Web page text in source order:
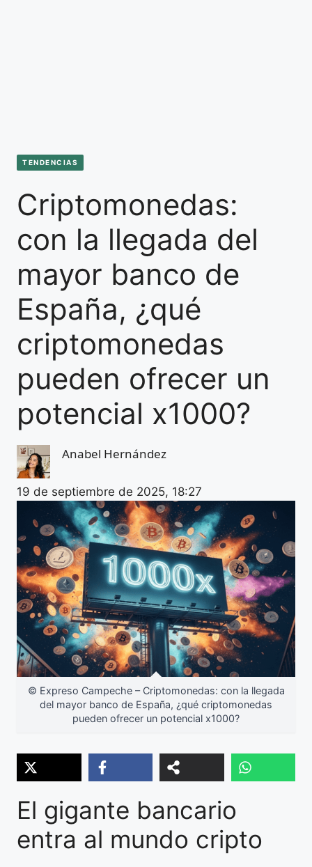
TENDENCIAS
Criptomonedas:
con la llegada del
mayor banco de
España, ¿qué
criptomonedas
pueden ofrecer un
potencial x1000?
Anabel Hernández
19 de septiembre de 2025, 18:27
© Expreso Campeche – Criptomonedas: con la llegada
del mayor banco de España, ¿qué criptomonedas
pueden ofrecer un potencial x1000?
El gigante bancario
entra al mundo cripto